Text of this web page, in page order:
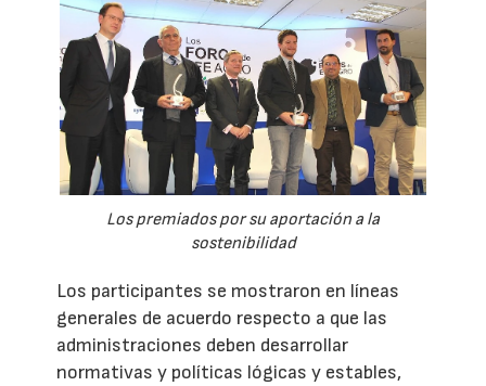
Los premiados por su aportación a la
sostenibilidad
Los participantes se mostraron en líneas
generales de acuerdo respecto a que las
administraciones deben desarrollar
normativas y políticas lógicas y estables,